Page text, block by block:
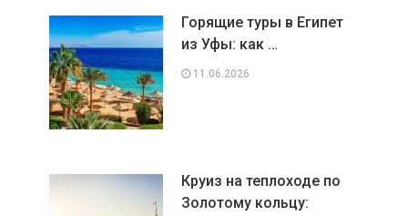
Горящие туры в Египет
из Уфы: как …
11.06.2026
Круиз на теплоходе по
Золотому кольцу: